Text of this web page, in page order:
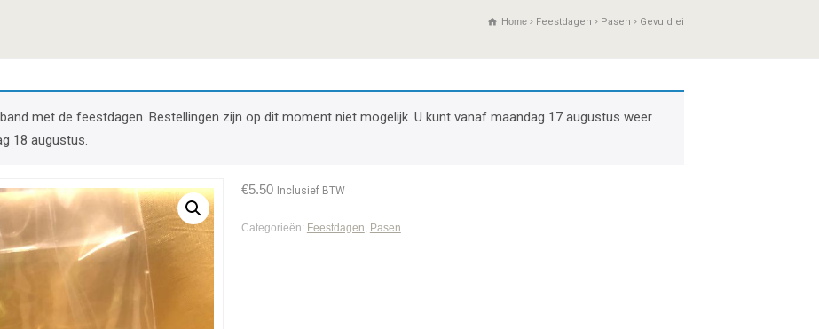
Home Feestdagen Pasen Gevuld ei
met de feestdagen. Bestellingen zijn op dit moment niet mogelijk. U kunt vanaf maandag 17 augustus weer
18 augustus.
€5.50 Inclusief BTW
Categorieën: Feestdagen, Pasen